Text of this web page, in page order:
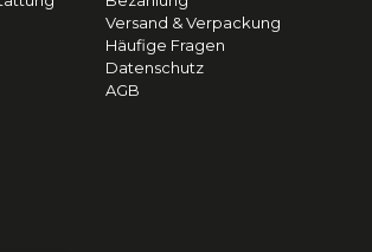
Versand & Verpackung
Häufige Fragen
Datenschutz
AGB